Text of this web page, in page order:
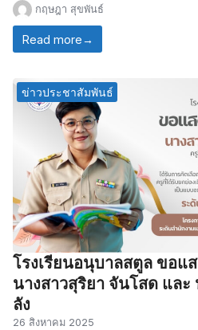
กฤษฎา สุขพันธ์
Read more→
ข่าวประชาสัมพันธ์
โรงเรียนอนุบาลสตูล ขอแ
นางสาวสุริยา จันโสด แล
ลัง
26 สิงหาคม 2025